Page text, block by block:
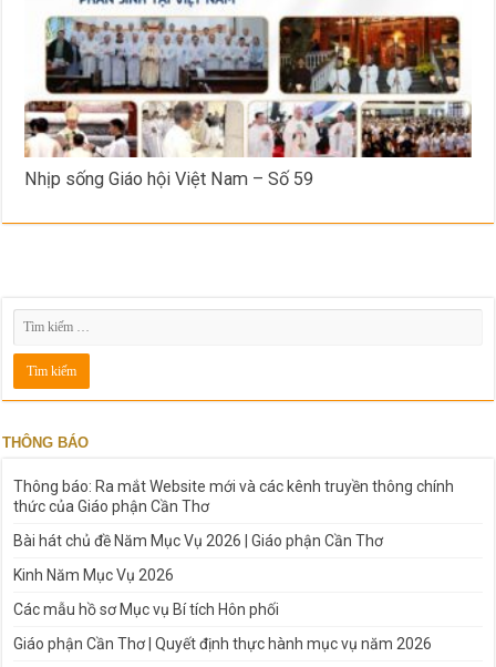
Nhịp sống Giáo hội Việt Nam – Số 59
THÔNG BÁO
Thông báo: Ra mắt Website mới và các kênh truyền thông chính
thức của Giáo phận Cần Thơ
Bài hát chủ đề Năm Mục Vụ 2026 | Giáo phận Cần Thơ
Kinh Năm Mục Vụ 2026
Các mẫu hồ sơ Mục vụ Bí tích Hôn phối
Giáo phận Cần Thơ | Quyết định thực hành mục vụ năm 2026